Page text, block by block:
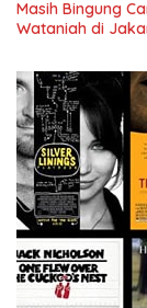
Masih Bingung
Wataniah di